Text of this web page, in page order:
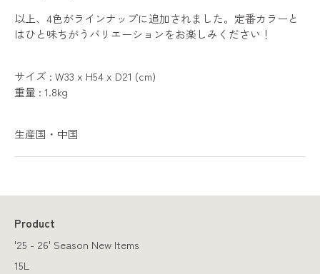
以上、4色がラインナップに追加されました。定番カラーと
はひと味ちがうバリエーションをお楽しみください！
サイズ : W33 x H54 x D21 (cm)
重量 : 1.8kg
生産国・中国
Product
'25 - 26' Season New Items
15L